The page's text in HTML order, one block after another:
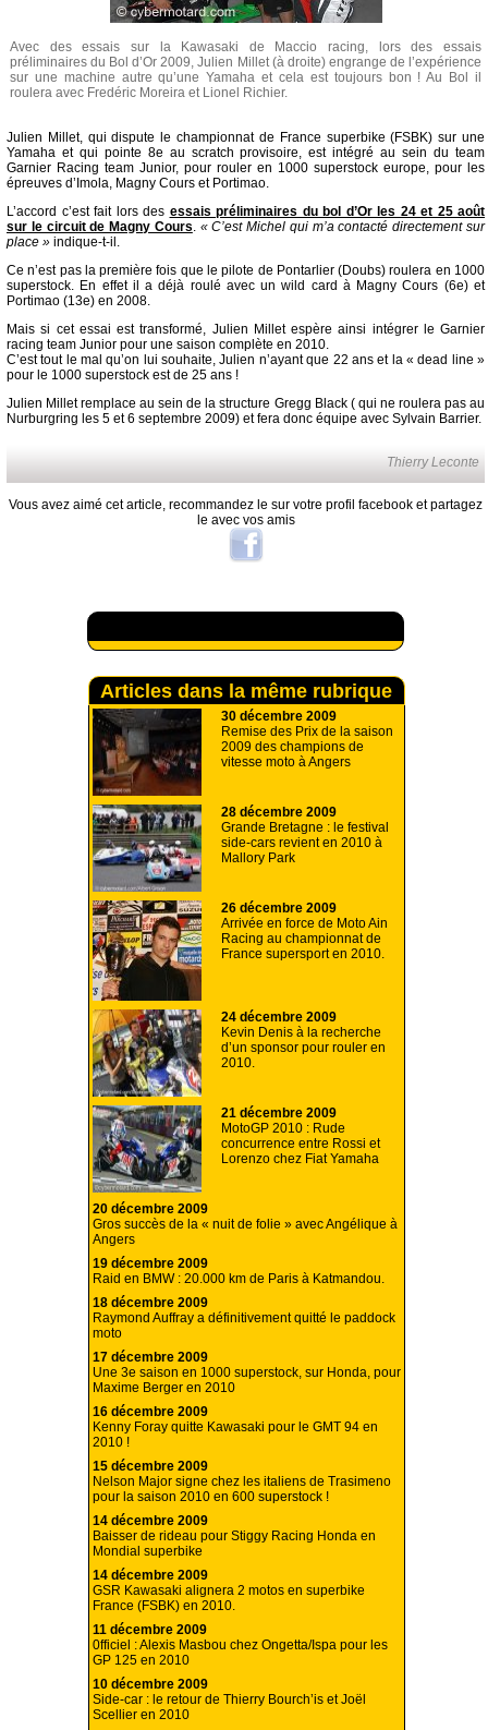
Avec des essais sur la Kawasaki de Maccio racing, lors des essais
préliminaires du Bol d’Or 2009, Julien Millet (à droite) engrange de l’expérience
sur une machine autre qu’une Yamaha et cela est toujours bon ! Au Bol il
roulera avec Fredéric Moreira et Lionel Richier.
Julien Millet, qui dispute le championnat de France superbike (FSBK) sur une
Yamaha et qui pointe 8e au scratch provisoire, est intégré au sein du team
Garnier Racing team Junior, pour rouler en 1000 superstock europe, pour les
épreuves d’Imola, Magny Cours et Portimao.
L’accord c’est fait lors des essais préliminaires du bol d’Or les 24 et 25 août
sur le circuit de Magny Cours. « C’est Michel qui m’a contacté directement sur
place » indique-t-il.
Ce n’est pas la première fois que le pilote de Pontarlier (Doubs) roulera en 1000
superstock. En effet il a déjà roulé avec un wild card à Magny Cours (6e) et
Portimao (13e) en 2008.
Mais si cet essai est transformé, Julien Millet espère ainsi intégrer le Garnier
racing team Junior pour une saison complète en 2010.
C’est tout le mal qu’on lui souhaite, Julien n’ayant que 22 ans et la « dead line »
pour le 1000 superstock est de 25 ans !
Julien Millet remplace au sein de la structure Gregg Black ( qui ne roulera pas au
Nurburgring les 5 et 6 septembre 2009) et fera donc équipe avec Sylvain Barrier.
Thierry Leconte
Vous avez aimé cet article, recommandez le sur votre profil facebook et partagez
le avec vos amis
Articles dans la même rubrique
30 décembre 2009
Remise des Prix de la saison
2009 des champions de
vitesse moto à Angers
28 décembre 2009
Grande Bretagne : le festival
side-cars revient en 2010 à
Mallory Park
26 décembre 2009
Arrivée en force de Moto Ain
Racing au championnat de
France supersport en 2010.
24 décembre 2009
Kevin Denis à la recherche
d’un sponsor pour rouler en
2010.
21 décembre 2009
MotoGP 2010 : Rude
concurrence entre Rossi et
Lorenzo chez Fiat Yamaha
20 décembre 2009
Gros succès de la « nuit de folie » avec Angélique à
Angers
19 décembre 2009
Raid en BMW : 20.000 km de Paris à Katmandou.
18 décembre 2009
Raymond Auffray a définitivement quitté le paddock
moto
17 décembre 2009
Une 3e saison en 1000 superstock, sur Honda, pour
Maxime Berger en 2010
16 décembre 2009
Kenny Foray quitte Kawasaki pour le GMT 94 en
2010 !
15 décembre 2009
Nelson Major signe chez les italiens de Trasimeno
pour la saison 2010 en 600 superstock !
14 décembre 2009
Baisser de rideau pour Stiggy Racing Honda en
Mondial superbike
14 décembre 2009
GSR Kawasaki alignera 2 motos en superbike
France (FSBK) en 2010.
11 décembre 2009
0fficiel : Alexis Masbou chez Ongetta/Ispa pour les
GP 125 en 2010
10 décembre 2009
Side-car : le retour de Thierry Bourch’is et Joël
Scellier en 2010